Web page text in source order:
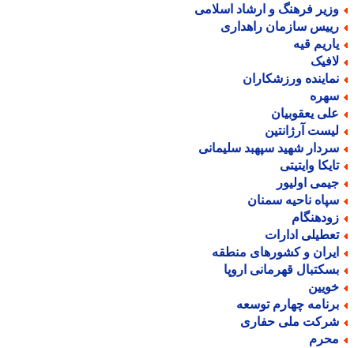
فرهنگ و ارشاد اسلامی
سازمان راهداری
قیه
ورزشکاران
یعقوبیان
آرژانتین
شهید سپهبد سلیمانی
وایتیتی
اولیور
ناحیه سمنان
ادارات
و کشورهای منطقه
قهرمانی اروپا
چهارم توسعه
ملی حفاری